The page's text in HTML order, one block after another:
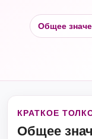
Общее
КРАТКОЕ
Общее